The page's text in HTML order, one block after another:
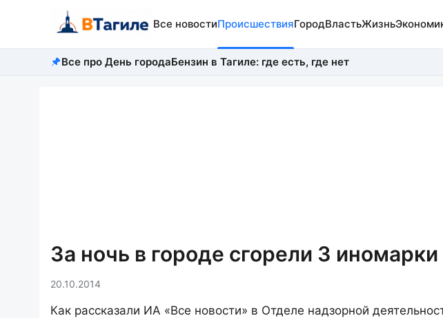
Все новостиПроисшествияГородВластьЖизнь
Все про День городаБензин в Тагиле: где есть, где нет
За ночь в городе сгорели 3 иномарки
20.10.2014
Как рассказали ИА «Все новости» в Отделе надзорной